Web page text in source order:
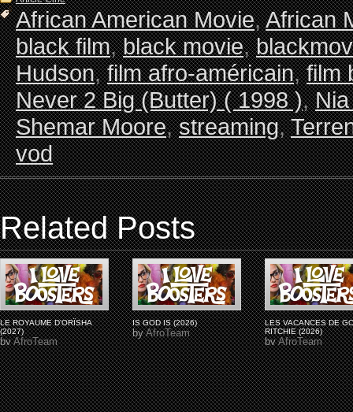
African American Movie,African
black film,black movie,
Hudson,film afro-américain,film
Never 2 Big (Butter) ( 1998 ),
Shemar Moore,streaming,
vod
Related Posts
LE ROYAUME D'ORÏSHA
(2027)
byAfroTeam
IS GOD IS (2026)
byAfroTeam
LES VACANCES DE
RITCHIE (2026)
byAfroTeam